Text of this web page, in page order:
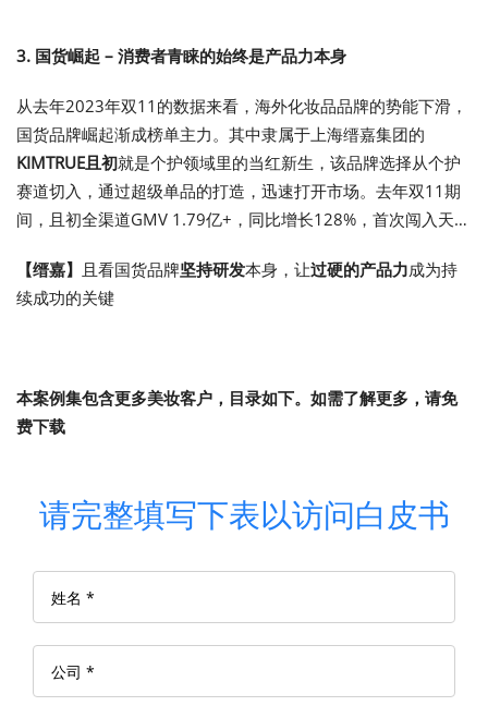
3. 国货崛起 – 消费者青睐的始终是产品力本身
从去年2023年双11的数据来看，海外化妆品品牌的势能下滑，
国货品牌崛起渐成榜单主力。其中隶属于上海缙嘉集团的
KIMTRUE且初就是个护领域里的当红新生，该品牌选择从个护
赛道切入，通过超级单品的打造，迅速打开市场。去年双11期
间，且初全渠道GMV 1.79亿+，同比增长128%，首次闯入天猫
【缙嘉】
且看国货品牌坚持研发本身，让过硬的产品力成为持
续成功的关键
本案例集包含更多美妆客户，目录如下。如需了解更多，请免
费下载
请完整填写下表以访问白皮书